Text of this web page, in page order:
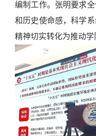
编制工作。张明要求
和历史使命感，科学
精神切实转化为推动学